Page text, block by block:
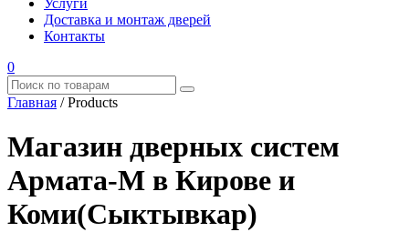
Услуги
Доставка и монтаж дверей
Контакты
0
Главная /Products
Магазин дверных систем
Армата-М в Кирове и
Коми(Сыктывкар)